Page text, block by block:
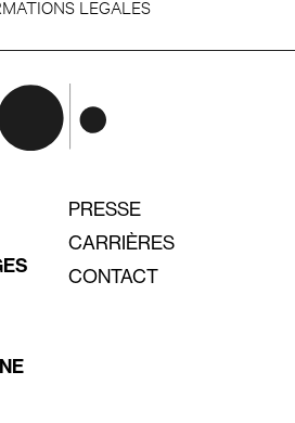
LEGALES
PRESSE
CARRIÈRES
CONTACT